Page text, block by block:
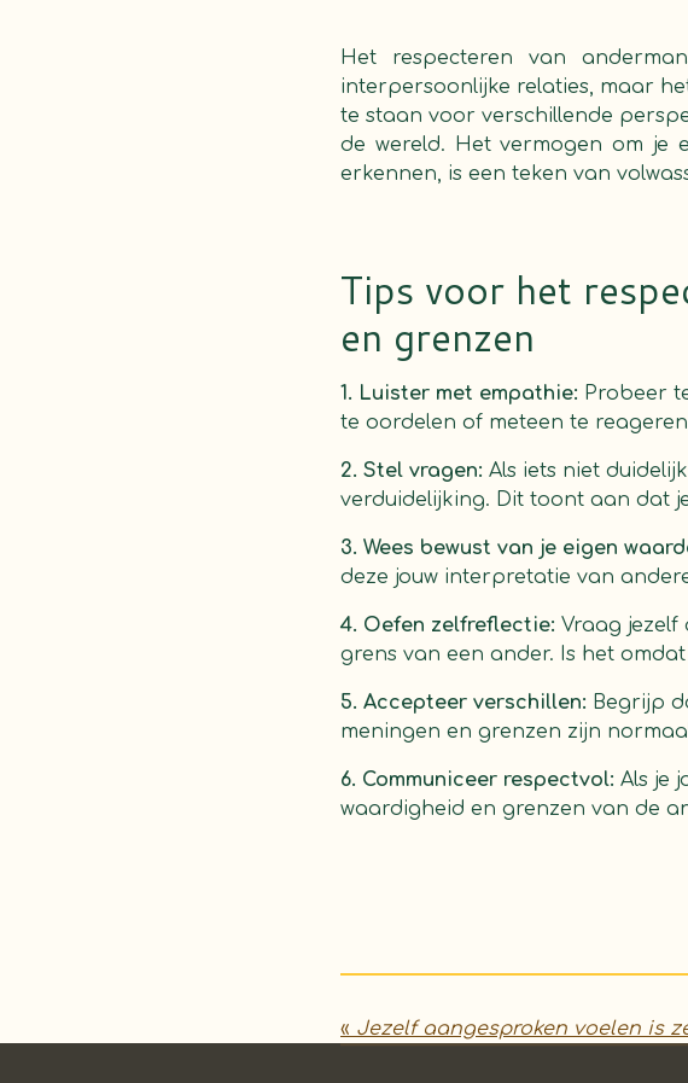
Het respecteren van
interpersoonlijke relaties, maar
te staan voor verschillende
de wereld. Het vermogen om je
erkennen, is een teken van
Tips voor het
en grenzen
1. Luister met empathie: Probeer
te oordelen of meteen te
2. Stel vragen: Als iets niet
verduidelijking. Dit toont aan dat
3. Wees bewust van je eigen
deze jouw interpretatie van
4. Oefen zelfreflectie: Vraag
grens van een ander. Is het
5. Accepteer verschillen: Begrijp
meningen en grenzen zijn
6. Communiceer respectvol: Als je
waardigheid en grenzen van de
«